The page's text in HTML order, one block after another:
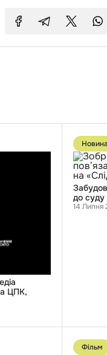
ЦПК,
Перейти
публікації
братом
ДБР,
Новина
до суду
14 Липня
Перейти
до
публікації
Фільм